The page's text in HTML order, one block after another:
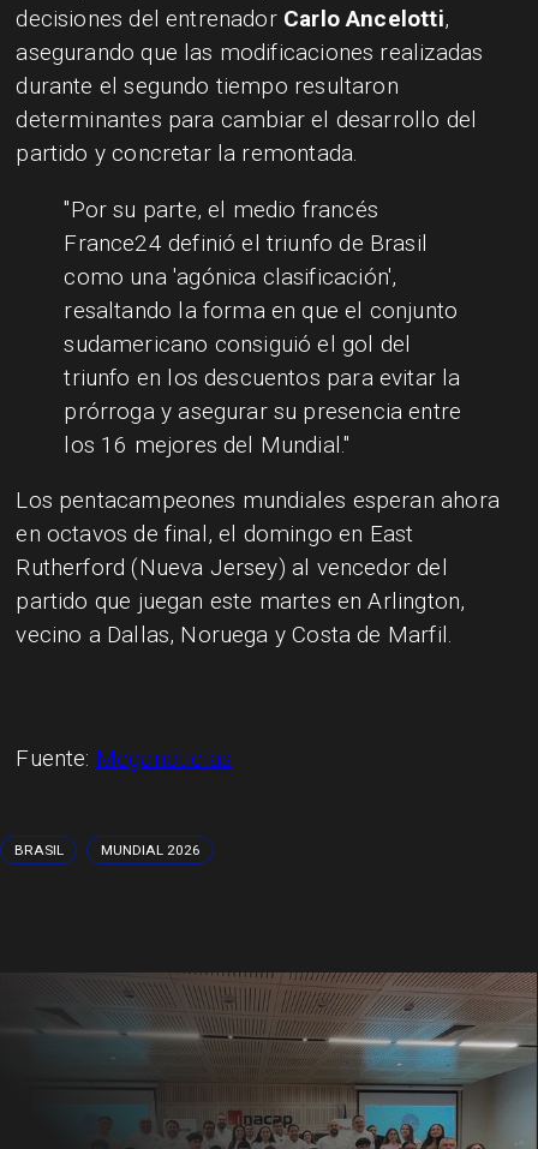
decisiones del entrenador Carlo Ancelotti,
asegurando que las modificaciones realizadas
durante el segundo tiempo resultaron
determinantes para cambiar el desarrollo del
partido y concretar la remontada.
"Por su parte, el medio francés
France24 definió el triunfo de Brasil
como una 'agónica clasificación',
resaltando la forma en que el conjunto
sudamericano consiguió el gol del
triunfo en los descuentos para evitar la
prórroga y asegurar su presencia entre
los 16 mejores del Mundial."
Los pentacampeones mundiales esperan ahora
en octavos de final, el domingo en East
Rutherford (Nueva Jersey) al vencedor del
partido que juegan este martes en Arlington,
vecino a Dallas, Noruega y Costa de Marfil.
Fuente: Meganoticias
BRASIL MUNDIAL 2026